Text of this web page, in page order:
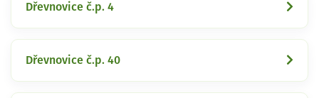
Dřevnovice č.p. 4
Dřevnovice č.p. 40